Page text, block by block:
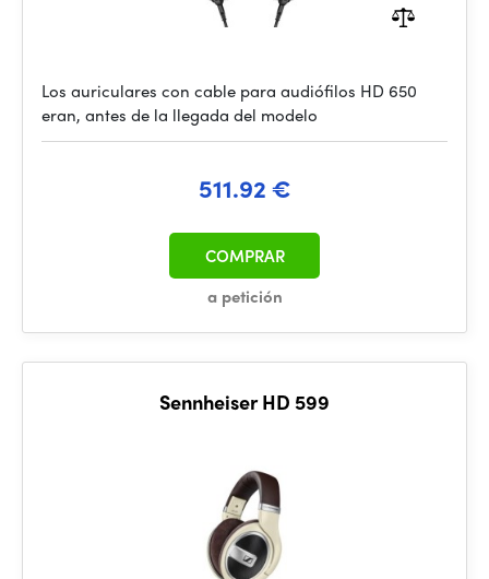
Los auriculares con cable para audiófilos HD 650
eran, antes de la llegada del modelo
511.92 €
a petición
COMPRAR
Sennheiser HD 599